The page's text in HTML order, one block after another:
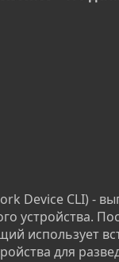
Device CLI) -
устройства.
использует
для